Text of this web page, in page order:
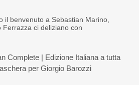
il benvenuto a Sebastian Marino,
ci deliziano con
Complete | Edizione Italiana a tutta
per Giorgio Barozzi